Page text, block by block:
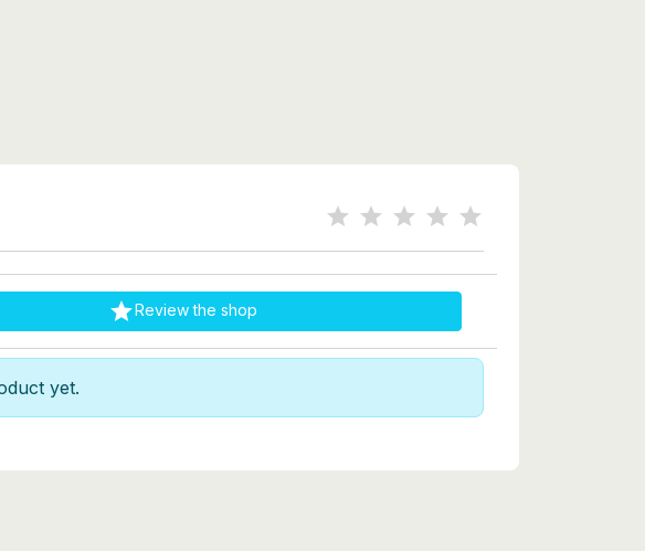
Review the shop
yet.